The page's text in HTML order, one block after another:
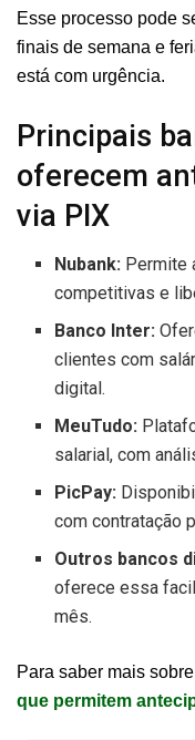
Esse processo pode
finais de semana e
está com urgência.
Principais
oferecem
via PIX
Nubank: Permite
competitivas e
Banco Inter:
clientes com
digital.
MeuTudo:
salarial, com
PicPay:
com contratação
Outros bancos
oferece essa
mês.
Para saber mais
que permitem